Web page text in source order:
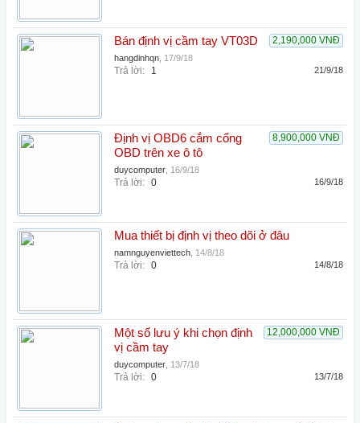
2,190,000 VNĐ
Bán định vị cầm tay VT03D
hangdinhqn 17/9/18
Trả lời: 1 21/9/18
8,900,000 VNĐ
Định vị OBD6 cắm cổng
OBD trên xe ô tô
duycomputer 16/9/18
Trả lời: 0 16/9/18
Mua thiết bị định vị theo dõi ở đâu
namnguyenviettech 14/8/18
Trả lời: 0 14/8/18
12,000,000 VNĐ
Một số lưu ý khi chọn định
vị cầm tay
duycomputer 13/7/18
Trả lời: 0 13/7/18